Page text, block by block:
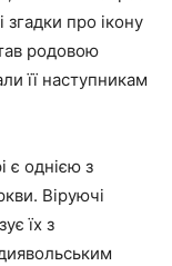
згадки про ікону
родовою
її наступникам
є однією з
Віруючі
їх з